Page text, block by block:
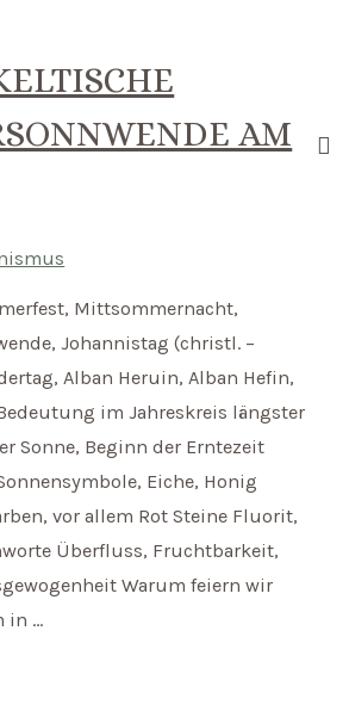
AM
Mittsommernacht,
Johannistag (christl. –
Alban Heruin, Alban Hefin,
im Jahreskreis längster
Sonne, Beginn der Erntezeit
Eiche, Honig
vor allem Rot Steine Fluorit,
Überfluss, Fruchtbarkeit,
Warum feiern wir
in …